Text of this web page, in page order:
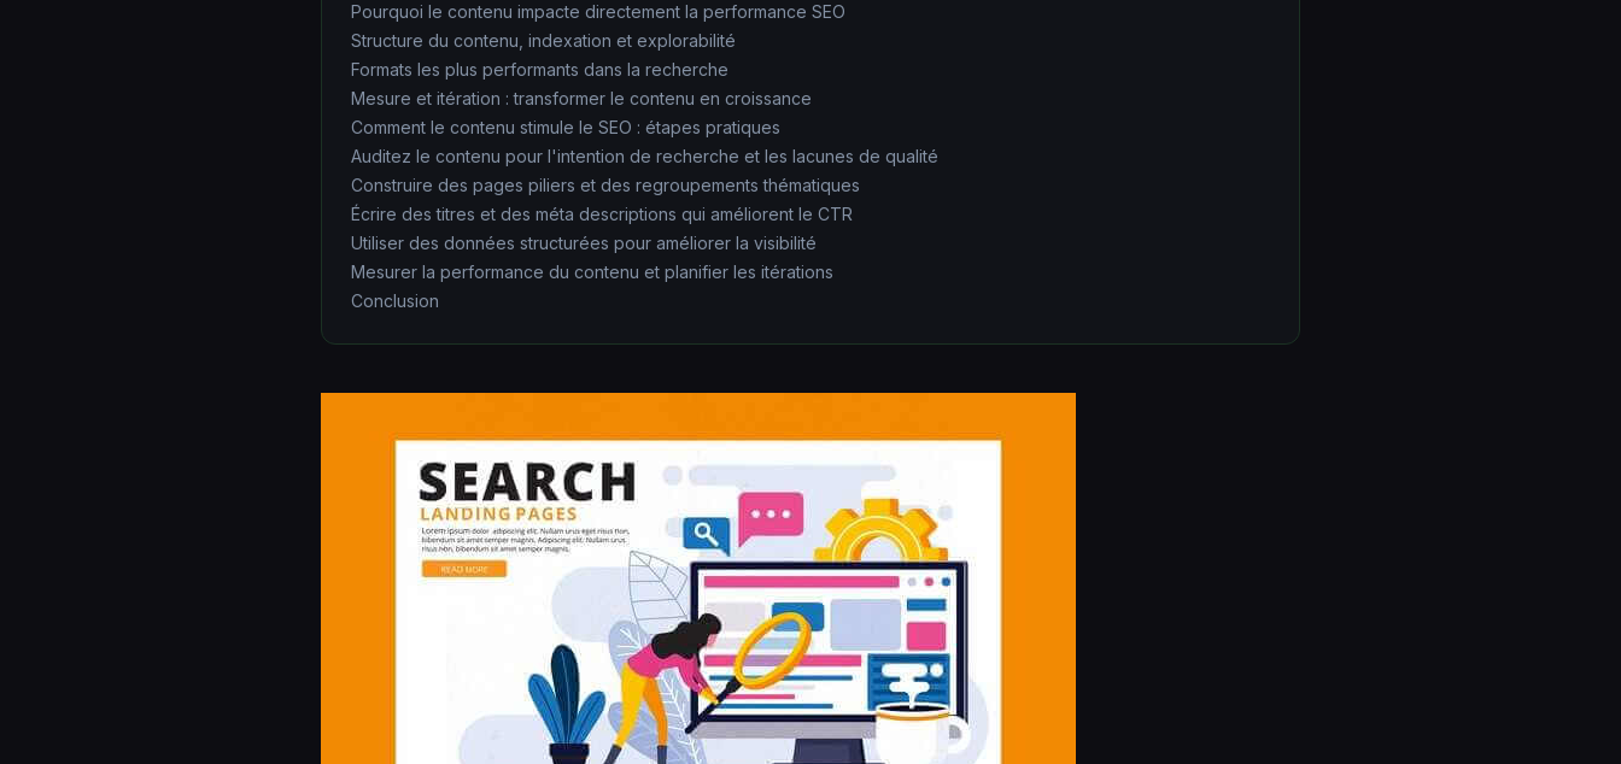
Pourquoi le contenu impacte directement la performance SEO
Structure du contenu, indexation et explorabilité
Formats les plus performants dans la recherche
Mesure et itération : transformer le contenu en croissance
Comment le contenu stimule le SEO : étapes pratiques
Auditez le contenu pour l'intention de recherche et les lacunes de qualité
Construire des pages piliers et des regroupements thématiques
Écrire des titres et des méta descriptions qui améliorent le CTR
Utiliser des données structurées pour améliorer la visibilité
Mesurer la performance du contenu et planifier les itérations
Conclusion